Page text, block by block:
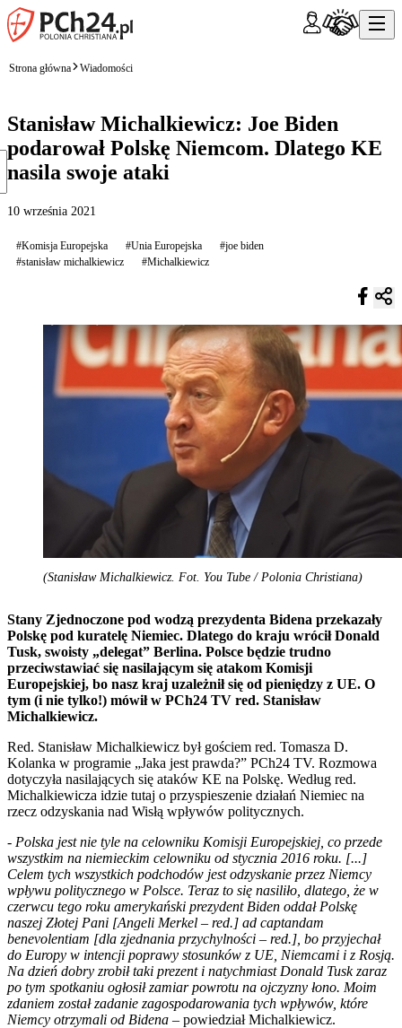
Strona główna Wiadomości
Stanisław Michalkiewicz: Joe Biden
podarował Polskę Niemcom. Dlatego KE
nasila swoje ataki
10 września 2021
#Komisja Europejska #Unia Europejska
#joe biden
#stanisław michalkiewicz
#Michalkiewicz
(Stanisław Michalkiewicz. Fot. You Tube / Polonia Christiana)
Stany Zjednoczone pod wodzą prezydenta Bidena przekazały
Polskę pod kuratelę Niemiec. Dlatego do kraju wrócił Donald
Tusk, swoisty „delegat” Berlina. Polsce będzie trudno
przeciwstawiać się nasilającym się atakom Komisji
Europejskiej, bo nasz kraj uzależnił się od pieniędzy z UE. O
tym (i nie tylko!) mówił w PCh24 TV red. Stanisław
Michalkiewicz.
Red. Stanisław Michalkiewicz był gościem red. Tomasza D.
Kolanka w programie „Jaka jest prawda?” PCh24 TV. Rozmowa
dotyczyła nasilających się ataków KE na Polskę. Według red.
Michalkiewicza idzie tutaj o przyspieszenie działań Niemiec na
rzecz odzyskania nad Wisłą wpływów politycznych.
- Polska jest nie tyle na celowniku Komisji Europejskiej, co przede
wszystkim na niemieckim celowniku od stycznia 2016 roku. [...]
Celem tych wszystkich podchodów jest odzyskanie przez Niemcy
wpływu politycznego w Polsce. Teraz to się nasiliło, dlatego, że w
czerwcu tego roku amerykański prezydent Biden oddał Polskę
naszej Złotej Pani [Angeli Merkel – red.] ad captandam
benevolentiam [dla zjednania przychylności – red.], bo przyjechał
do Europy w intencji poprawy stosunków z UE, Niemcami i z Rosją.
Na dzień dobry zrobił taki prezent i natychmiast Donald Tusk zaraz
po tym spotkaniu ogłosił zamiar powrotu na ojczyzny łono. Moim
zdaniem został zadanie zagospodarowania tych wpływów, które
Niemcy otrzymali od Bidena – powiedział Michalkiewicz.